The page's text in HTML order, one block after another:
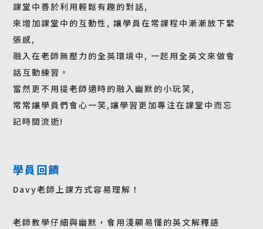
課堂中善於利用輕鬆有趣的對話,
來增加課堂中的互動性, 讓學員在常課程中漸漸放下緊
張感,
融入在老師無壓力的全英環境中, 一起用全英文來做會
話互動練習。
當然更不用提老師適時的融入幽默的小玩笑,
常常讓學員們會心一笑,讓學習更加專注在課堂中而忘
記時間流逝!
學員回饋
Davy老師上課方式容易理解！
老師教學仔細與幽默，會用淺顯易懂的英文解釋語